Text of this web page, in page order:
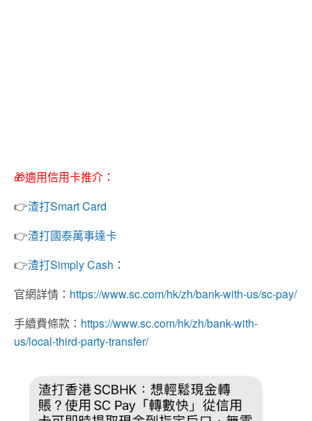
🎁適用信用卡推介：
👉渣打Smart Card
👉渣打國泰萬事達卡
👉渣打Simply Cash ：
官網詳情： https://www.sc.com/hk/zh/bank-with-us/sc-pay/
手續費條款： https://www.sc.com/hk/zh/bank-with-
us/local-third-party-transfer/